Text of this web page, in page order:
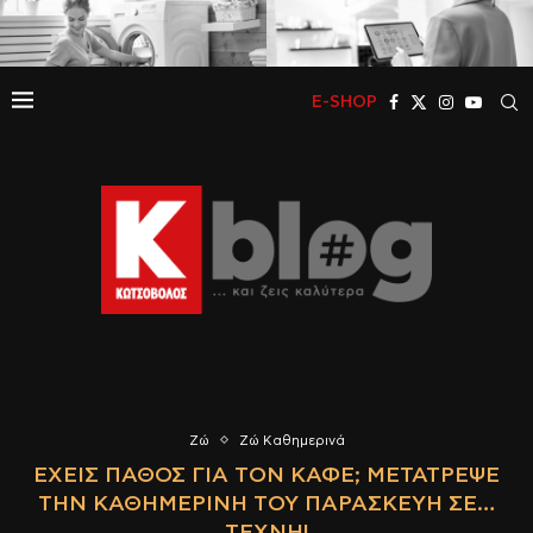
E-SHOP
Ζώ Ζώ Καθημερινά
ΈΧΕΙΣ ΠΆΘΟΣ ΓΙΑ ΤΟΝ ΚΑΦΈ; ΜΕΤΆΤΡΕΨΕ
ΤΗΝ ΚΑΘΗΜΕΡΙΝΉ ΤΟΥ ΠΑΡΑΣΚΕΥΉ ΣΕ…